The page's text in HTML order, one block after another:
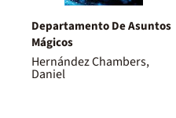
Departamento De Asuntos
Mágicos
Hernández Chambers,
Daniel